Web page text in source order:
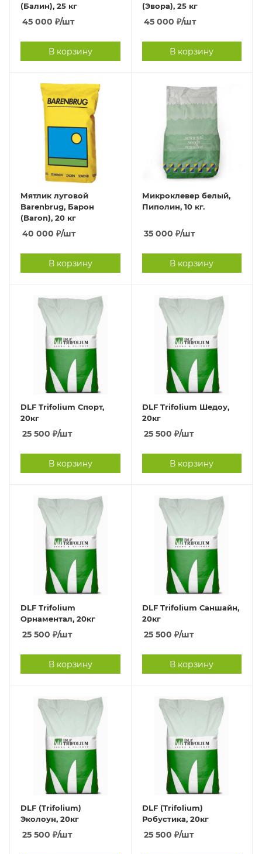
(Балин), 25 кг
45 000 ₽/шт
В корзину
(Эвора), 25 кг
45 000 ₽/шт
В корзину
Мятлик луговой
Barenbrug, Барон
(Baron), 20 кг
40 000 ₽/шт
В корзину
Микроклевер белый,
Пиполин, 10 кг.
35 000 ₽/шт
В корзину
DLF Trifolium Спорт,
20кг
25 500 ₽/шт
В корзину
DLF Trifolium Шедоу,
20кг
25 500 ₽/шт
В корзину
DLF Trifolium
Орнаментал, 20кг
25 500 ₽/шт
В корзину
DLF Trifolium Саншайн,
20кг
25 500 ₽/шт
В корзину
DLF (Trifolium)
Эколоун, 20кг
25 500 ₽/шт
DLF (Trifolium)
Робустика, 20кг
25 500 ₽/шт